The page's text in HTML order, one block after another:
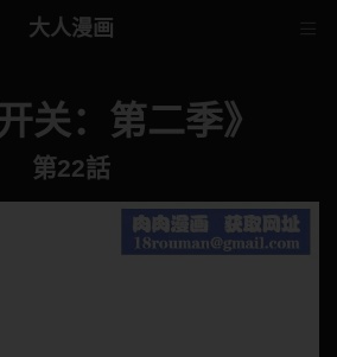
大人漫画
关：第二季》
第22話